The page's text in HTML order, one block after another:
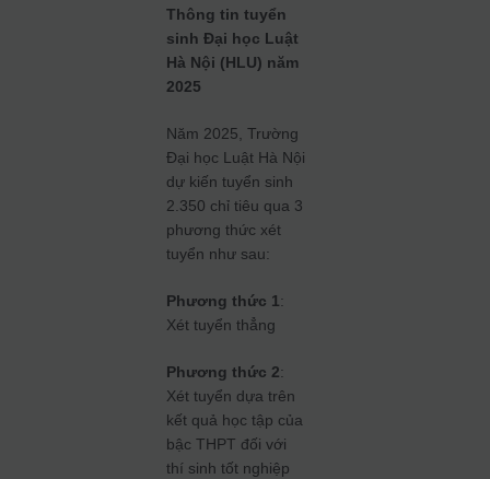
Thông tin tuyển
sinh Đại học Luật
Hà Nội (HLU) năm
2025
Năm 2025, Trường
Đại học Luật Hà Nội
dự kiến tuyển sinh
2.350 chỉ tiêu qua 3
phương thức xét
tuyển như sau:
Phương thức 1:
Xét tuyển thẳng
Phương thức 2:
Xét tuyển dựa trên
kết quả học tập của
bậc THPT đối với
thí sinh tốt nghiệp